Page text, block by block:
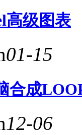
高级图表
01-15
合成
12-06